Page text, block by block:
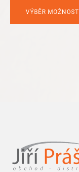
VÝBĚR MOŽNOSTÍ